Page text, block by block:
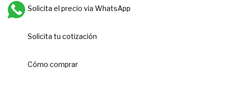
Solicita el precio via WhatsApp
Solicita tu cotización
Cómo comprar